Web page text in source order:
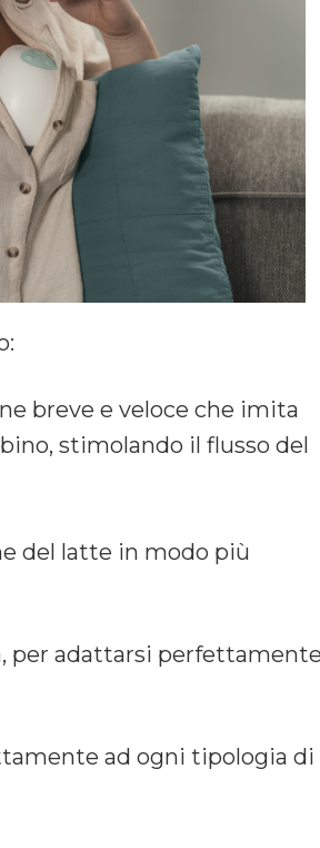
breve e veloce che imita
stimolando il flusso del
del latte in modo più
per adattarsi perfettamente
ad ogni tipologia di